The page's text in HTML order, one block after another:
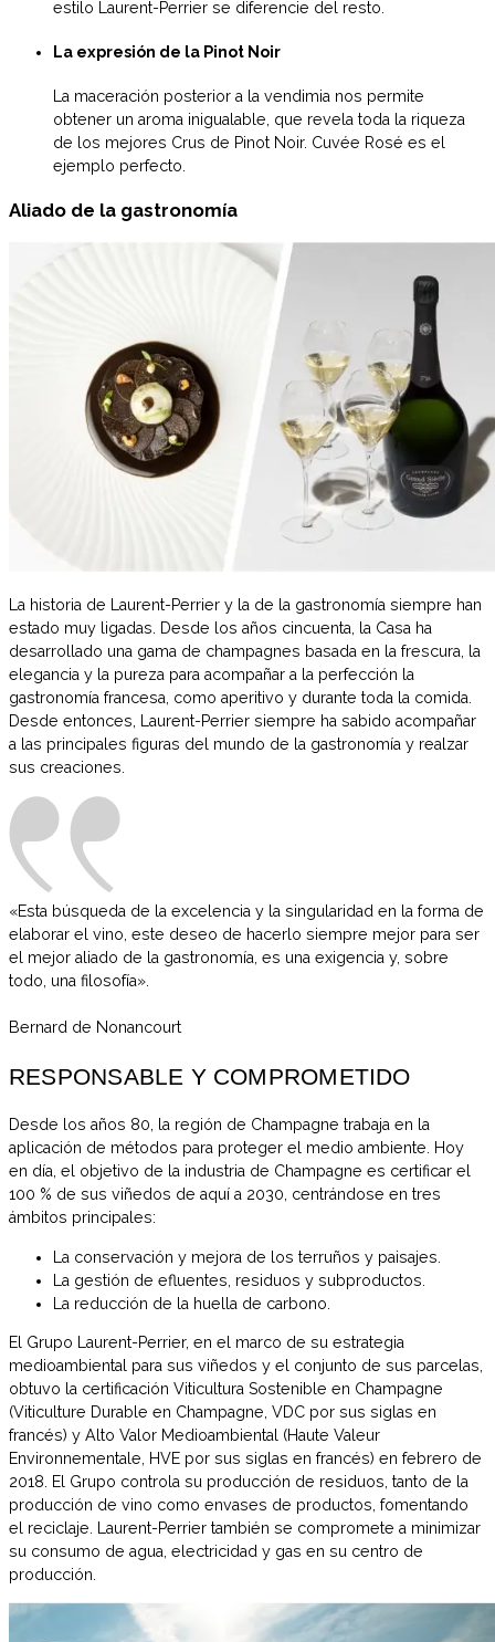
estilo Laurent-Perrier se diferencie del resto.
La expresión de la Pinot Noir
La maceración posterior a la vendimia nos permite
obtener un aroma inigualable, que revela toda la riqueza
de los mejores Crus de Pinot Noir. Cuvée Rosé es el
ejemplo perfecto.
Aliado de la gastronomía
La historia de Laurent-Perrier y la de la gastronomía siempre han
estado muy ligadas. Desde los años cincuenta, la Casa ha
desarrollado una gama de champagnes basada en la frescura, la
elegancia y la pureza para acompañar a la perfección la
gastronomía francesa, como aperitivo y durante toda la comida.
Desde entonces, Laurent-Perrier siempre ha sabido acompañar
a las principales figuras del mundo de la gastronomía y realzar
sus creaciones.
«Esta búsqueda de la excelencia y la singularidad en la forma de
elaborar el vino, este deseo de hacerlo siempre mejor para ser
el mejor aliado de la gastronomía, es una exigencia y, sobre
todo, una filosofía».
Bernard de Nonancourt
RESPONSABLE Y COMPROMETIDO
Desde los años 80, la región de Champagne trabaja en la
aplicación de métodos para proteger el medio ambiente. Hoy
en día, el objetivo de la industria de Champagne es certificar el
100 % de sus viñedos de aquí a 2030, centrándose en tres
ámbitos principales:
La conservación y mejora de los terruños y paisajes.
La gestión de efluentes, residuos y subproductos.
La reducción de la huella de carbono.
El Grupo Laurent-Perrier, en el marco de su estrategia
medioambiental para sus viñedos y el conjunto de sus parcelas,
obtuvo la certificación Viticultura Sostenible en Champagne
(Viticulture Durable en Champagne, VDC por sus siglas en
francés) y Alto Valor Medioambiental (Haute Valeur
Environnementale, HVE por sus siglas en francés) en febrero de
2018. El Grupo controla su producción de residuos, tanto de la
producción de vino como envases de productos, fomentando
el reciclaje. Laurent-Perrier también se compromete a minimizar
su consumo de agua, electricidad y gas en su centro de
producción.